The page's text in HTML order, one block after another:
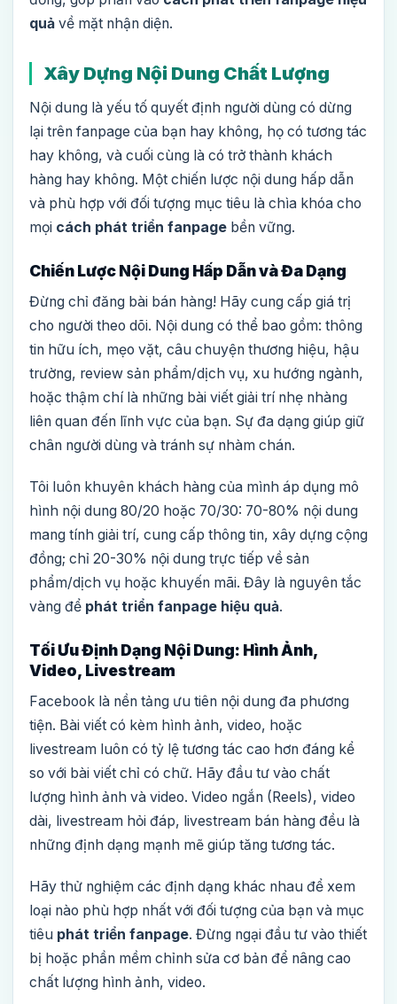
quả về mặt nhận diện.
Xây Dựng Nội Dung Chất Lượng
Nội dung là yếu tố quyết định người dùng có dừng
lại trên fanpage của bạn hay không, họ có tương tác
hay không, và cuối cùng là có trở thành khách
hàng hay không. Một chiến lược nội dung hấp dẫn
và phù hợp với đối tượng mục tiêu là chìa khóa cho
mọi cách phát triển fanpage bền vững.
Chiến Lược Nội Dung Hấp Dẫn và Đa Dạng
Đừng chỉ đăng bài bán hàng! Hãy cung cấp giá trị
cho người theo dõi. Nội dung có thể bao gồm: thông
tin hữu ích, mẹo vặt, câu chuyện thương hiệu, hậu
trường, review sản phẩm/dịch vụ, xu hướng ngành,
hoặc thậm chí là những bài viết giải trí nhẹ nhàng
liên quan đến lĩnh vực của bạn. Sự đa dạng giúp giữ
chân người dùng và tránh sự nhàm chán.
Tôi luôn khuyên khách hàng của mình áp dụng mô
hình nội dung 80/20 hoặc 70/30: 70-80% nội dung
mang tính giải trí, cung cấp thông tin, xây dựng cộng
đồng; chỉ 20-30% nội dung trực tiếp về sản
phẩm/dịch vụ hoặc khuyến mãi. Đây là nguyên tắc
vàng để phát triển fanpage hiệu quả.
Tối Ưu Định Dạng Nội Dung: Hình Ảnh,
Video, Livestream
Facebook là nền tảng ưu tiên nội dung đa phương
tiện. Bài viết có kèm hình ảnh, video, hoặc
livestream luôn có tỷ lệ tương tác cao hơn đáng kể
so với bài viết chỉ có chữ. Hãy đầu tư vào chất
lượng hình ảnh và video. Video ngắn (Reels), video
dài, livestream hỏi đáp, livestream bán hàng đều là
những định dạng mạnh mẽ giúp tăng tương tác.
Hãy thử nghiệm các định dạng khác nhau để xem
loại nào phù hợp nhất với đối tượng của bạn và mục
tiêu phát triển fanpage. Đừng ngại đầu tư vào thiết
bị hoặc phần mềm chỉnh sửa cơ bản để nâng cao
chất lượng hình ảnh, video.